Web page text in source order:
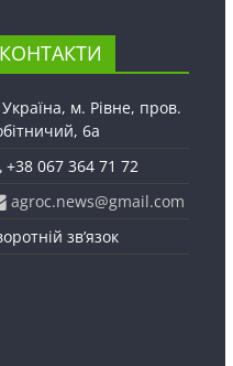
КОНТАКТИ
Україна, м. Рівне, пров.
6а
+38 067 364 71 72
agroc.news@gmail.com
зв’язок